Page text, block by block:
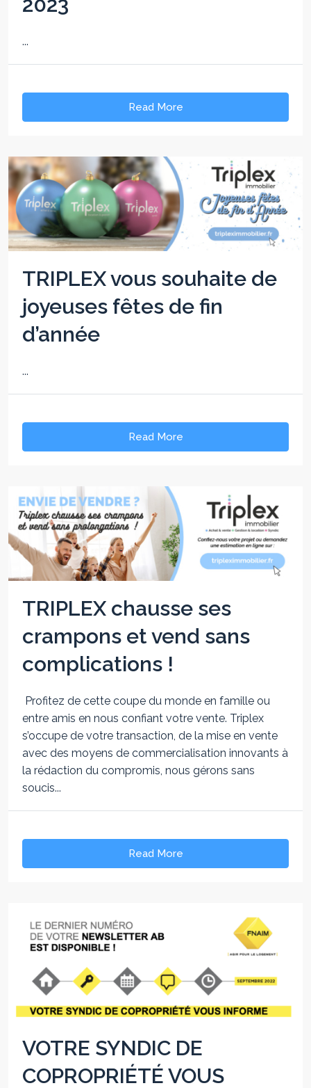
...
Read More
TRIPLEX vous souhaite de
joyeuses fêtes de fin
d’année
...
Read More
TRIPLEX chausse ses
crampons et vend sans
complications !
Profitez de cette coupe du monde en famille ou
entre amis en nous confiant votre vente. Triplex
s’occupe de votre transaction, de la mise en vente
avec des moyens de commercialisation innovants à
la rédaction du compromis, nous gérons sans
soucis...
Read More
VOTRE SYNDIC DE
COPROPRIÉTÉ VOUS